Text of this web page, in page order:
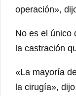
operación»,
No es el único
la castración
«La mayoría
la cirugía»,